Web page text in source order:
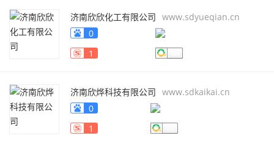
济南欣欣化工有限公司 www.sdyueqian.cn
0
1
济南欣烨科技有限公司 www.sdkaikai.cn
0
1